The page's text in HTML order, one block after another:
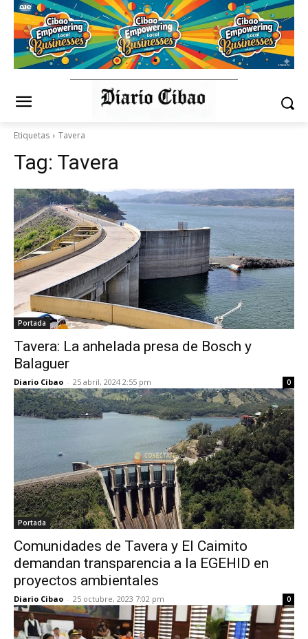
Etiquetas Tavera
Tag: Tavera
Portada
Tavera: La anhelada presa de Bosch y
Balaguer
Diario Cibao - 25 abril, 2024 2:55 pm 0
Portada
Comunidades de Tavera y El Caimito
demandan transparencia a la EGEHID en
proyectos ambientales
Diario Cibao - 25 octubre, 2023 7:02 pm 0